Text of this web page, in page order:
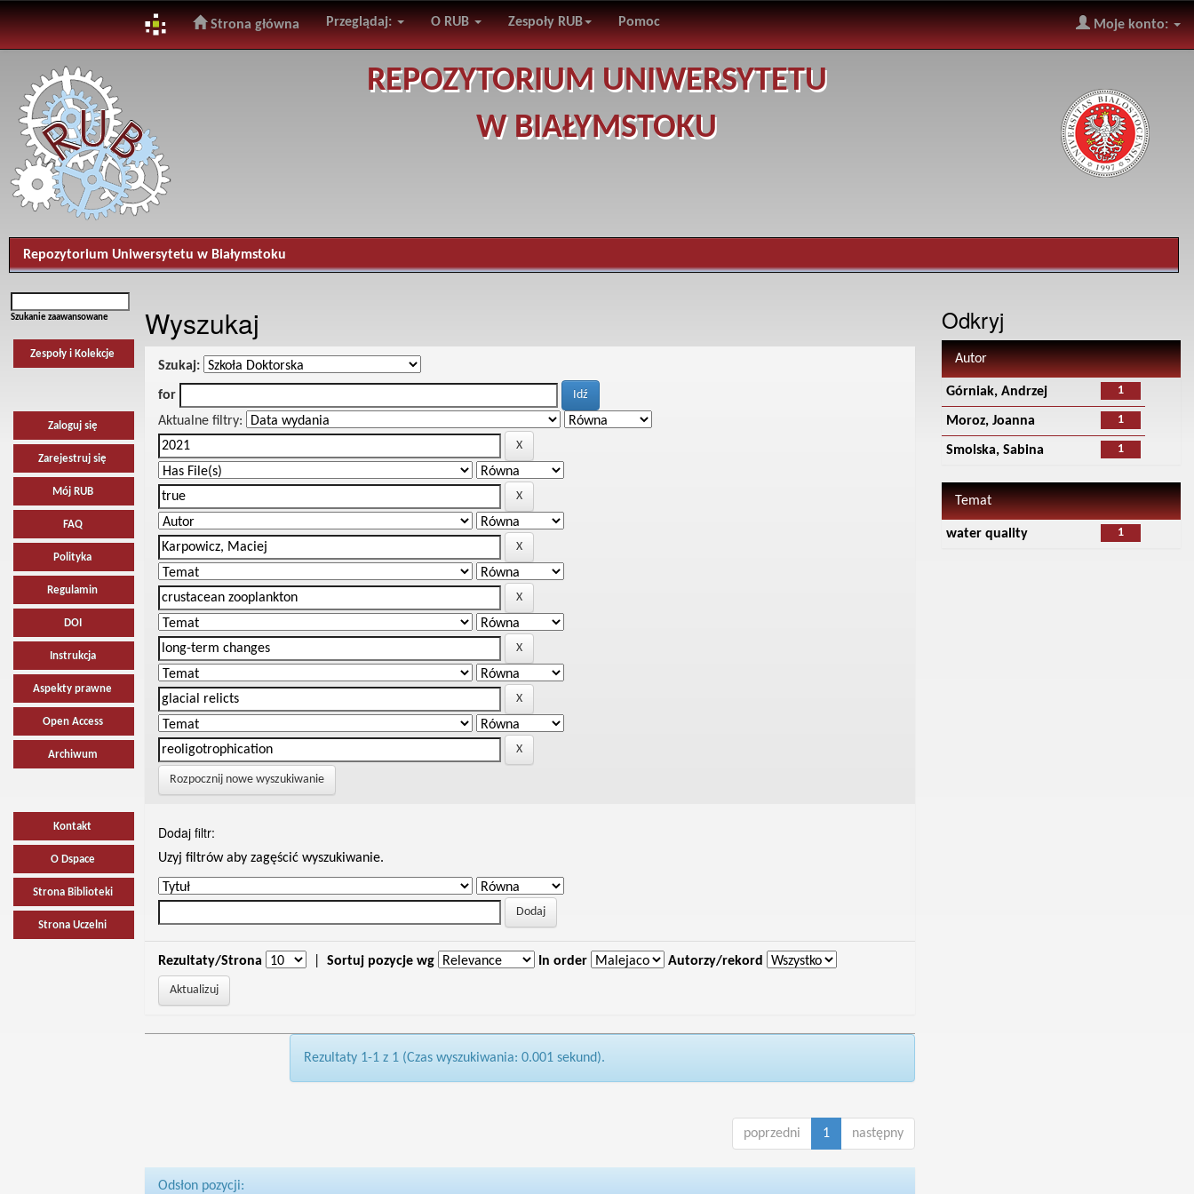
navigation
Strona główna Przeglądaj: O RUB Zespoły RUB Pomoc Moje konto:
REPOZYTORIUM UNIWERSYTETU
W BIAŁYMSTOKU
Repozytorium Uniwersytetu w Białymstoku
Szukanie zaawansowane
Zespoły i Kolekcje
Zaloguj się
Zarejestruj się
Mój RUB
FAQ
Polityka
Regulamin
DOI
Instrukcja
Aspekty prawne
Open Access
Archiwum
Kontakt
O Dspace
Strona Biblioteki
Strona Uczelni
Wyszukaj
Szukaj:
for
Aktualne filtry:
Rozpocznij nowe wyszukiwanie
Dodaj filtr:
Uzyj filtrów aby zagęścić wyszukiwanie.
Rezultaty/Strona Sortuj pozycje wg In order Autorzy/rekord
Rezultaty 1-1 z 1 (Czas wyszukiwania: 0.001 sekund).
poprzedni 1 następny
Odsłon pozycji:
Odkryj
Autor
1
Górniak, Andrzej
1
Moroz, Joanna
1
Smolska, Sabina
Temat
1
water quality